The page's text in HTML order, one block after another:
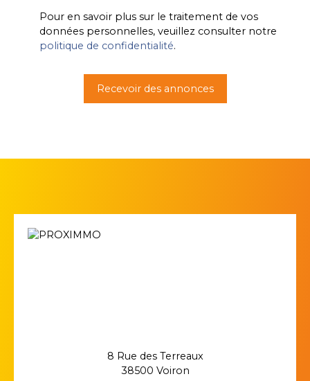
Pour en savoir plus sur le traitement de vos
données personnelles, veuillez consulter notre
politique de confidentialité.
Recevoir des annonces
8 Rue des Terreaux
38500 Voiron